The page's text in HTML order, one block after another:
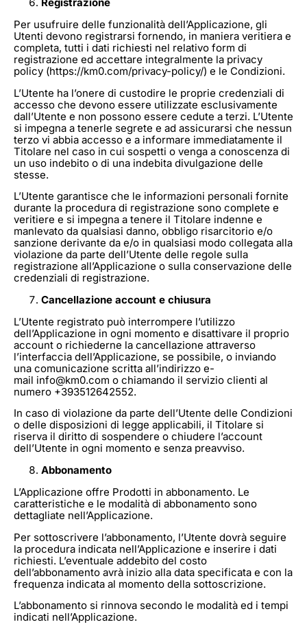
Per usufruire delle funzionalità dell’Applicazione, gli
Utenti devono registrarsi fornendo, in maniera veritiera e
completa, tutti i dati richiesti nel relativo form di
registrazione ed accettare integralmente la privacy
policy (https://km0.com/privacy-policy/) e le Condizioni.
L’Utente ha l’onere di custodire le proprie credenziali di
accesso che devono essere utilizzate esclusivamente
dall’Utente e non possono essere cedute a terzi. L’Utente
si impegna a tenerle segrete e ad assicurarsi che nessun
terzo vi abbia accesso e a informare immediatamente il
Titolare nel caso in cui sospetti o venga a conoscenza di
un uso indebito o di una indebita divulgazione delle
stesse.
L’Utente garantisce che le informazioni personali fornite
durante la procedura di registrazione sono complete e
veritiere e si impegna a tenere il Titolare indenne e
manlevato da qualsiasi danno, obbligo risarcitorio e/o
sanzione derivante da e/o in qualsiasi modo collegata alla
violazione da parte dell’Utente delle regole sulla
registrazione all’Applicazione o sulla conservazione delle
credenziali di registrazione.
Cancellazione account e chiusura
L’Utente registrato può interrompere l’utilizzo
dell’Applicazione in ogni momento e disattivare il proprio
account o richiederne la cancellazione attraverso
l’interfaccia dell’Applicazione, se possibile, o inviando
una comunicazione scritta all’indirizzo e-
mail info@km0.com o chiamando il servizio clienti al
numero +393512642552.
In caso di violazione da parte dell’Utente delle Condizioni
o delle disposizioni di legge applicabili, il Titolare si
riserva il diritto di sospendere o chiudere l’account
dell’Utente in ogni momento e senza preavviso.
Abbonamento
L’Applicazione offre Prodotti in abbonamento. Le
caratteristiche e le modalità di abbonamento sono
dettagliate nell’Applicazione.
Per sottoscrivere l’abbonamento, l’Utente dovrà seguire
la procedura indicata nell’Applicazione e inserire i dati
richiesti. L’eventuale addebito del costo
dell’abbonamento avrà inizio alla data specificata e con la
frequenza indicata al momento della sottoscrizione.
L’abbonamento si rinnova secondo le modalità ed i tempi
indicati nell’Applicazione.